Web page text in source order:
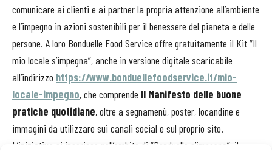
comunicare ai clienti e ai partner la propria attenzione all’ambiente
e l’impegno in azioni sostenibili per il benessere del pianeta e delle
persone. A loro Bonduelle Food Service offre gratuitamente il Kit “Il
mio locale s’impegna”, anche in versione digitale scaricabile
all’indirizzo https://www.bonduellefoodservice.it/mio-
locale-impegno, che comprende Il Manifesto delle buone
pratiche quotidiane, oltre a segnamenù, poster, locandine e
immagini da utilizzare sui canali social e sul proprio sito.
L’iniziativa si inserisce nell’ambito di “Bonduelle s’impegna”, il